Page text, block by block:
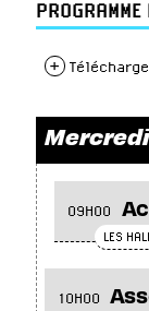
+
09H00
LES
10H00